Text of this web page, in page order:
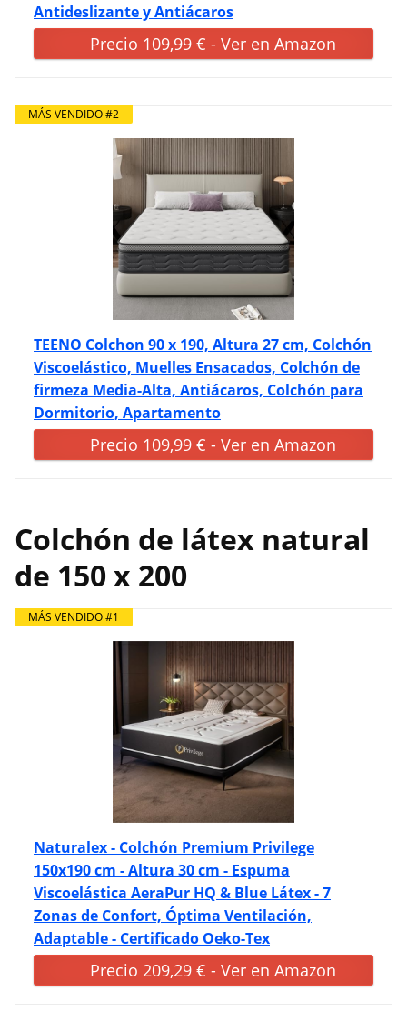
Antideslizante y Antiácaros
Precio 109,99 € - Ver en Amazon
MÁS VENDIDO #2
TEENO Colchon 90 x 190, Altura 27 cm, Colchón
Viscoelástico, Muelles Ensacados, Colchón de
firmeza Media-Alta, Antiácaros, Colchón para
Dormitorio, Apartamento
Precio 109,99 € - Ver en Amazon
Colchón de látex natural
de 150 x 200
MÁS VENDIDO #1
Naturalex - Colchón Premium Privilege
150x190 cm - Altura 30 cm - Espuma
Viscoelástica AeraPur HQ & Blue Látex - 7
Zonas de Confort, Óptima Ventilación,
Adaptable - Certificado Oeko-Tex
Precio 209,29 € - Ver en Amazon